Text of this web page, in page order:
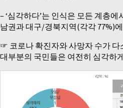
– ‘심각하다’는 인식은 모든 계층
남권과 대구/경북지역(각각 77%)
☞ 코로나 확진자와 사망자 수가 다
대부분의 국민들은 여전히 심각하